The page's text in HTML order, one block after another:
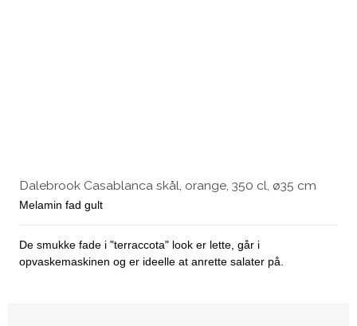
Dalebrook Casablanca skål, orange, 350 cl, ø35 cm
Melamin fad gult
De smukke fade i "terraccota" look er lette, går i
opvaskemaskinen og er ideelle at anrette salater på.